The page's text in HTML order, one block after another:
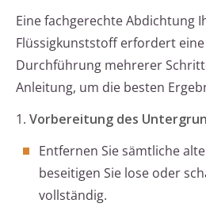
Eine fachgerechte Abdichtung
Flüssigkunststoff erfordert
Durchführung mehrerer
Anleitung, um die besten
1. Vorbereitung des
Entfernen Sie sämtliche
beseitigen Sie lose oder
vollständig.